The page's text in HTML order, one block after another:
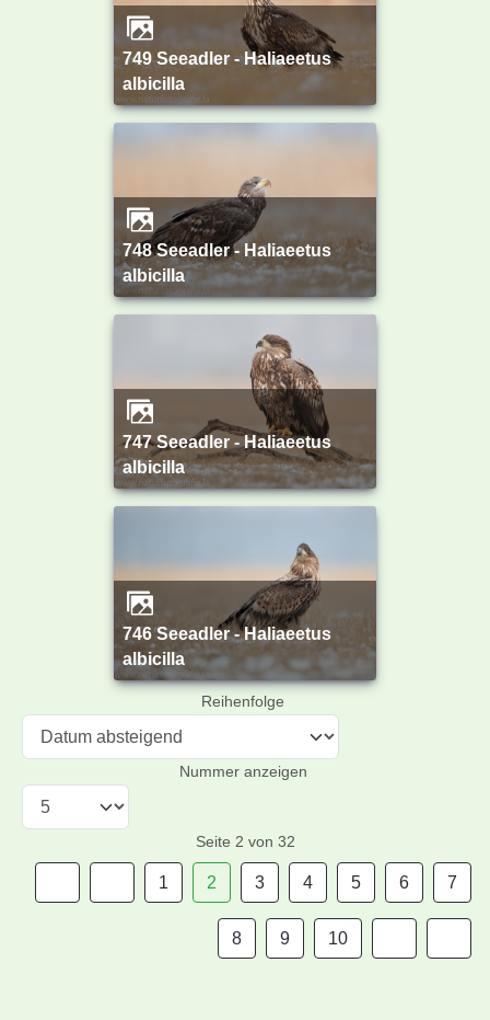
749 Seeadler - Haliaeetus
albicilla
748 Seeadler - Haliaeetus
albicilla
747 Seeadler - Haliaeetus
albicilla
746 Seeadler - Haliaeetus
albicilla
Reihenfolge
Nummer anzeigen
Seite 2 von 32
1 2 3 4 5 6 7
8 9 10